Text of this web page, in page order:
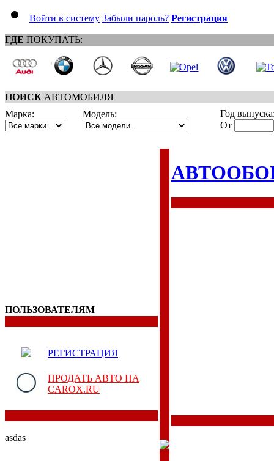
Войти в систему Забыли пароль? Регистрация
ГДЕ ПОКУПАТЬ:
ПОИСК АВТОМОБИЛЯ
Марка:
Модель:
Год
От
ПОЛЬЗОВАТЕЛЯМ
РЕГИСТРАЦИЯ
ПРОДАТЬ АВТО НА
CAROX.RU
asdas